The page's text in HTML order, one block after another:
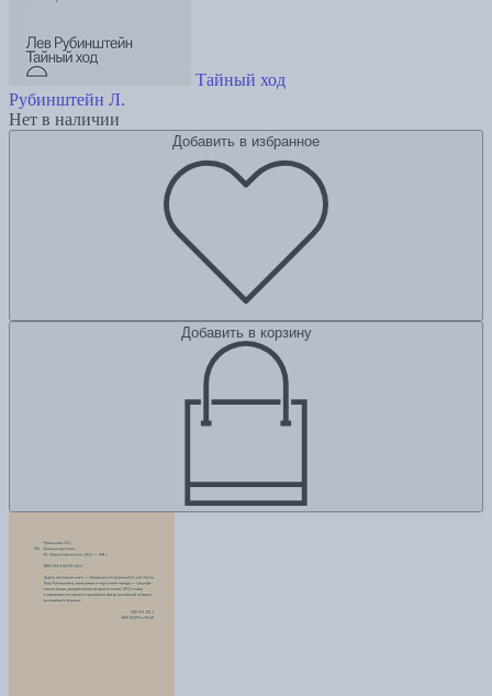
Тайный ход
Рубинштейн Л.
Нет в наличии
Добавить в избранное
Добавить в корзину